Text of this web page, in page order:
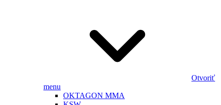
Otvoriť
menu
OKTAGON MMA